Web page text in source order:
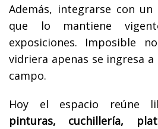
Además, integrarse con
que lo mantiene
exposiciones. Imposible
vidriera apenas se ingresa
campo.
Hoy el espacio reúne
pinturas, cuchillería,